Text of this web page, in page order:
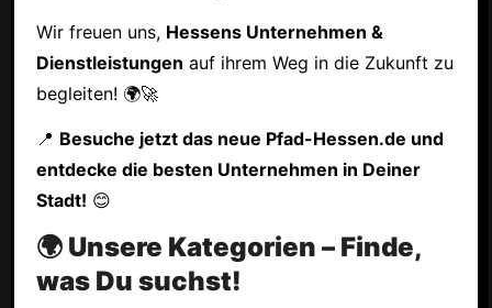
Wir freuen uns, Hessens Unternehmen &
Dienstleistungen auf ihrem Weg in die Zukunft zu
begleiten! 🌍🚀
📍 Besuche jetzt das neue Pfad-Hessen.de und
entdecke die besten Unternehmen in Deiner
Stadt! 😊
🌍 Unsere Kategorien – Finde,
was Du suchst!